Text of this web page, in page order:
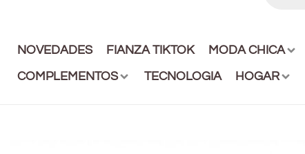
NOVEDADES FIANZA TIKTOK MODA CHICA
COMPLEMENTOS
TECNOLOGIA HOGAR